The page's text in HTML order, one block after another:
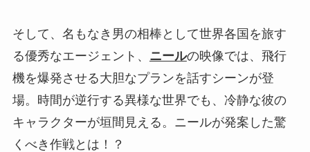
そして、名もなき男の相棒として世界各国を旅す
る優秀なエージェント、 ニールの映像では、飛行
機を爆発させる大胆なプランを話すシーンが登
場。時間が逆行する異様な世界でも、冷静な彼の
キャラクターが垣間見える。ニールが発案した驚
くべき作戦とは！？